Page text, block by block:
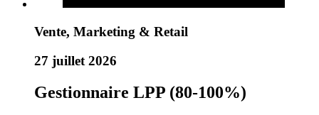
Vente, Marketing & Retail
27 juillet 2026
Gestionnaire LPP (80-100%)